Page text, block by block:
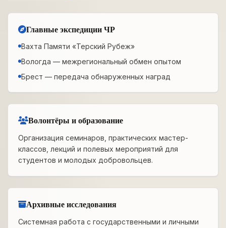
Главные экспедиции ЧР
Вахта Памяти «Терский Рубеж»
Вологда — межрегиональный обмен опытом
Брест — передача обнаруженных наград
Волонтёры и образование
Организация семинаров, практических мастер-
классов, лекций и полевых мероприятий для
студентов и молодых добровольцев.
Архивные исследования
Системная работа с государственными и личными